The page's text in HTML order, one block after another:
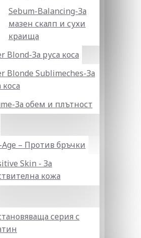
Sebum-Balancing-За
мазен скалп и сухи
краища
Blond-За руса коса
Blonde Sublіmeches-За
коса
За обем и плътност
– Против бръчки
Skin - За
кожа
серия с